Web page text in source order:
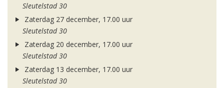
Sleutelstad 30
Zaterdag 27 december, 17.00 uur
Sleutelstad 30
Zaterdag 20 december, 17.00 uur
Sleutelstad 30
Zaterdag 13 december, 17.00 uur
Sleutelstad 30